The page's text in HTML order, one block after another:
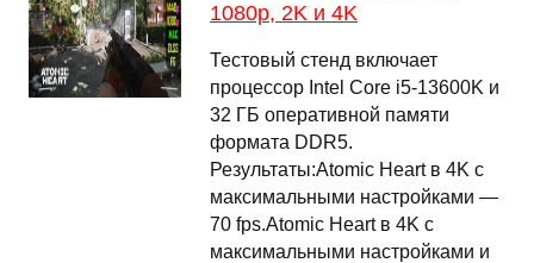
1080p, 2K и 4K
Тестовый стенд включает
процессор Intel Core i5-13600K и
32 ГБ оперативной памяти
формата DDR5.
Результаты:Atomic Heart в 4K с
максимальными настройками —
70 fps.Atomic Heart в 4K с
максимальными настройками и